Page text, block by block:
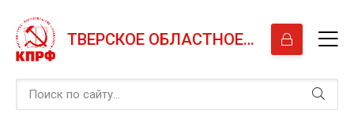
ТВЕРСКОЕ ОБЛАСТНОЕ ОТДЕЛЕНИЕ КПРФ